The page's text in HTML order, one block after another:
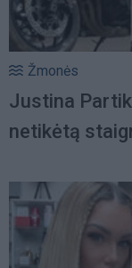
Žmonės
Justina
netikėtą